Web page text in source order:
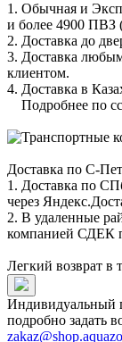
1. Обычная и
и более 4900 ПВЗ
2. Доставка до
3. Доставка
клиентом.
4. Доставка в
Подробнее по
Доставка по С-
1. Доставка по
через
2. В удаленные
компанией СДЕК
Легкий возврат в
Индивидуальный
подробно задать